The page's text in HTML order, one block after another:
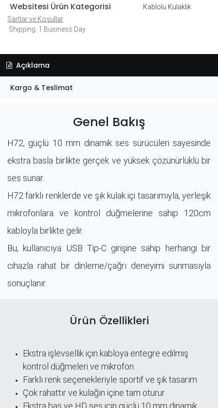
Websitesi Ürün Kategorisi
Kablolu Kulaklık
Şartlar ve Koşullar
Shipping: 1 Business Day
Açıklama
Kargo & Teslimat
Genel Bakış
H72, güçlü 10 mm dinamik ses sürücüleri sayesinde
ekstra basla birlikte gerçek ve yüksek çözünürlüklü bir
ses sunar.
H72 farklı renklerde ve şık kulak içi tasarımıyla, yerleşik
mikrofonlara ve kontrol düğmelerine sahip 120cm
kabloyla birlikte gelir.
Bu, kullanıcıya USB Tip-C girişine sahip herhangi bir
cihazla rahat bir dinleme/çağrı deneyimi sunmasıyla
sonuçlanır.
Ürün Özellikleri
Ekstra işlevsellik için kabloya entegre edilmiş
kontrol düğmeleri ve mikrofon
Farklı renk seçenekleriyle sportif ve şık tasarım
Çok rahattır ve kulağın içine tam oturur
Ekstra bas ve HD ses için güçlü 10 mm dinamik